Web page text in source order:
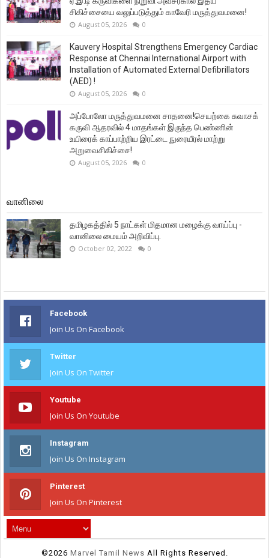
சிகிச்சையை வலுப்படுத்தும் காவேரி மருத்துவமனை!
August 05, 2026 0
Kauvery Hospital Strengthens Emergency Cardiac
Response at Chennai International Airport with
Installation of Automated External Defibrillators
(AED) !
August 05, 2026 0
அப்போலோ மருத்துவமனை சாதனை!செயற்கை சுவாசக்
கருவி ஆதரவில் 4 மாதங்கள் இருந்த பெண்ணின்
உயிரைக் காப்பாற்றிய இரட்டை நுரையீரல் மாற்று
அறுவைசிகிச்சை!
August 05, 2026 0
வானிலை
தமிழகத்தில் 5 நாட்கள் மிதமான மழைக்கு வாய்ப்பு -
வானிலை மையம் அறிவிப்பு.
October 02, 2022 0
Facebook
Join Us On Facebook
Twitter
Join Us On Twitter
Youtube
Join Us On Youtube
Instagram
Join Us On Instagram
Pinterest
Join Us On Pinterest
©2026 Marvel Tamil News All Rights Reserved.